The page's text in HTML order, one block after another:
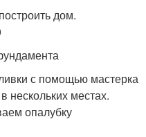
с помощью мастерка
нескольких местах.
опалубку